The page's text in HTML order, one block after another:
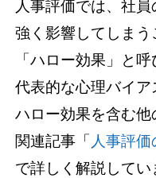
人事評価では、社
強く影響してしま
「ハロー効果」と
代表的な心理バイア
ハロー効果を含む他
関連記事「 人事評
で詳しく解説してい